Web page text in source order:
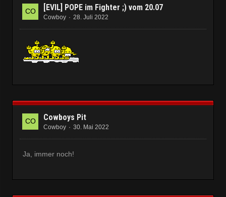
[EVIL] POPE im Fighter ;) vom 20.07
Cowboy 28. Juli 2022
Cowboys Pit
Cowboy 30. Mai 2022
Ja, immer noch!